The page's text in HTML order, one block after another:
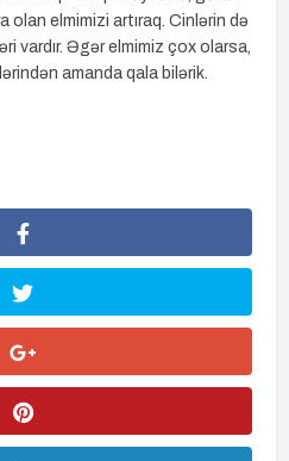
olan elmimizi artıraq. Cinlərin də
vardır. Əgər elmimiz çox olarsa,
amanda qala bilərik.